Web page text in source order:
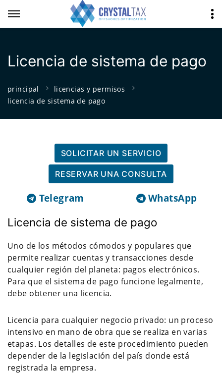
Licencia de sistema de pago
principal
licencias y permisos
licencia de sistema de pago
SOLICITAR UN SERVICIO
RESERVAR UNA CONSULTA
Telegram WhatsApp
Licencia de sistema de pago
Uno de los métodos cómodos y populares que
permite realizar cuentas y transacciones desde
cualquier región del planeta: pagos electrónicos.
Para que el sistema de pago funcione legalmente,
debe obtener una licencia.
Licencia para cualquier negocio privado: un proceso
intensivo en mano de obra que se realiza en varias
etapas. Los detalles de este procedimiento pueden
depender de la legislación del país donde está
registrada la empresa.